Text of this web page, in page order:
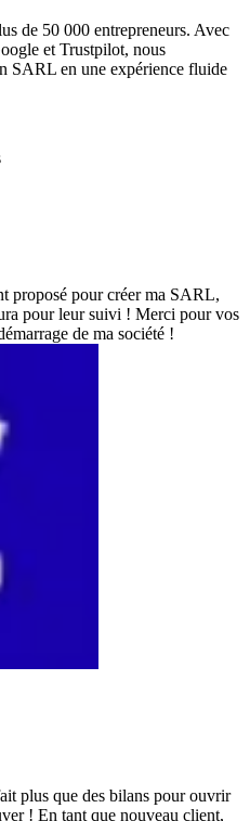
de 50 000 entrepreneurs. Avec
et Trustpilot, nous
SARL en une expérience fluide
proposé pour créer ma SARL,
pour leur suivi ! Merci pour vos
de ma société !
plus que des bilans pour ouvrir
! En tant que nouveau client,